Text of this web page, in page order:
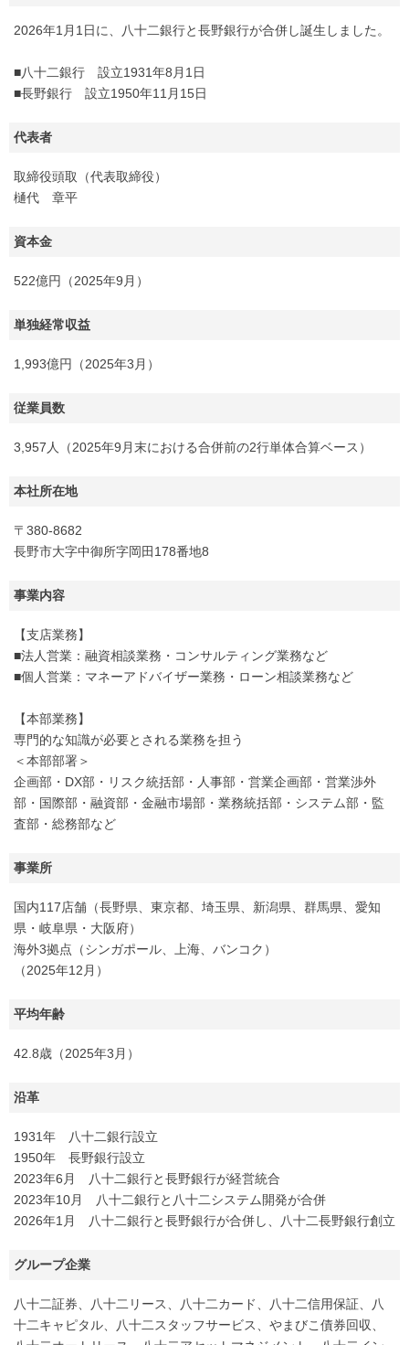
2026年1月1日に、八十二銀行と長野銀行が合併し誕生しました。
■八十二銀行 設立1931年8月1日
■長野銀行 設立1950年11月15日
代表者
取締役頭取（代表取締役）
樋代 章平
資本金
522億円（2025年9月）
単独経常収益
1,993億円（2025年3月）
従業員数
3,957人（2025年9月末における合併前の2行単体合算ベース）
本社所在地
〒380-8682
長野市大字中御所字岡田178番地8
事業内容
【支店業務】
■法人営業：融資相談業務・コンサルティング業務など
■個人営業：マネーアドバイザー業務・ローン相談業務など
【本部業務】
専門的な知識が必要とされる業務を担う
＜本部部署＞
企画部・DX部・リスク統括部・人事部・営業企画部・営業渉外
部・国際部・融資部・金融市場部・業務統括部・システム部・監
査部・総務部など
事業所
国内117店舗（長野県、東京都、埼玉県、新潟県、群馬県、愛知
県・岐阜県・大阪府）
海外3拠点（シンガポール、上海、バンコク）
（2025年12月）
平均年齢
42.8歳（2025年3月）
沿革
1931年 八十二銀行設立
1950年 長野銀行設立
2023年6月 八十二銀行と長野銀行が経営統合
2023年10月 八十二銀行と八十二システム開発が合併
2026年1月 八十二銀行と長野銀行が合併し、八十二長野銀行創立
グループ企業
八十二証券、八十二リース、八十二カード、八十二信用保証、八
十二キャピタル、八十二スタッフサービス、やまびこ債券回収、